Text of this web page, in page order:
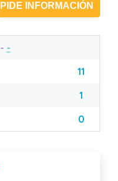
PIDE INFORMACIÓN
- -
11
1
0